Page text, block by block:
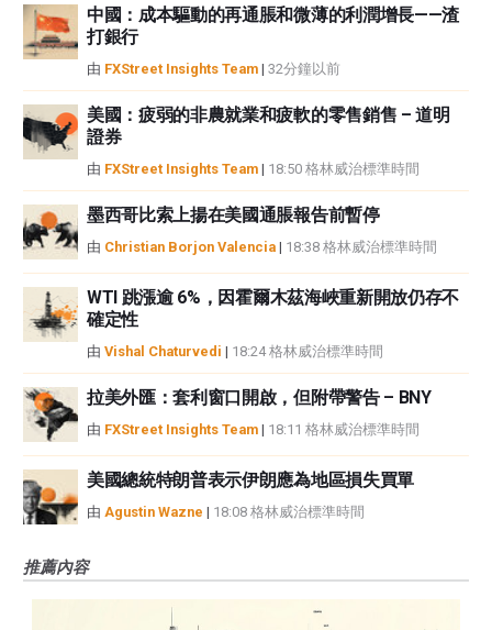
中國：成本驅動的再通脹和微薄的利潤增長——渣
打銀行
由 FXStreet Insights Team | 32分鐘以前
美國：疲弱的非農就業和疲軟的零售銷售 – 道明
證券
由 FXStreet Insights Team | 18:50 格林威治標準時間
墨西哥比索上揚在美國通脹報告前暫停
由 Christian Borjon Valencia | 18:38 格林威治標準時間
WTI 跳漲逾 6%，因霍爾木茲海峽重新開放仍存不
確定性
由 Vishal Chaturvedi | 18:24 格林威治標準時間
拉美外匯：套利窗口開啟，但附帶警告 – BNY
由 FXStreet Insights Team | 18:11 格林威治標準時間
美國總統特朗普表示伊朗應為地區損失買單
由 Agustin Wazne | 18:08 格林威治標準時間
推薦內容